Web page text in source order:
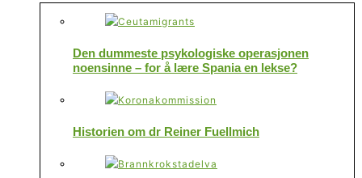
Den dummeste psykologiske operasjonen
noensinne – for å lære Spania en lekse?
Historien om dr Reiner Fuellmich